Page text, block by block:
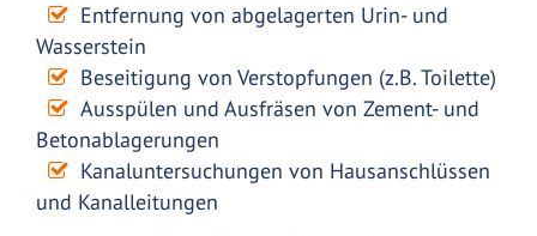
Entfernung von abgelagerten Urin- und
Wasserstein
Beseitigung von Verstopfungen (z.B. Toilette)
Ausspülen und Ausfräsen von Zement- und
Betonablagerungen
Kanaluntersuchungen von Hausanschlüssen
und Kanalleitungen